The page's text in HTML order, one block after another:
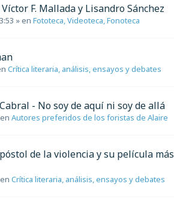
F. Mallada y Lisandro Sánchez
» en Fototeca, Videoteca, Fonoteca
Crítica literaria, análisis, ensayos y debates
- No soy de aquí ni soy de allá
Autores preferidos de los foristas de Alaire
de la violencia y su película más
Crítica literaria, análisis, ensayos y debates